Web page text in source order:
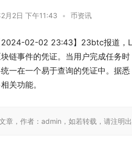
月2日 下午11:43 • 币资讯
2024-02-02 23:43】23btc报道，
链事件的凭证。当用户完成任务
一在一个易于查询的凭证中。据
关功能。
章，作者：admin，如若转载，请注